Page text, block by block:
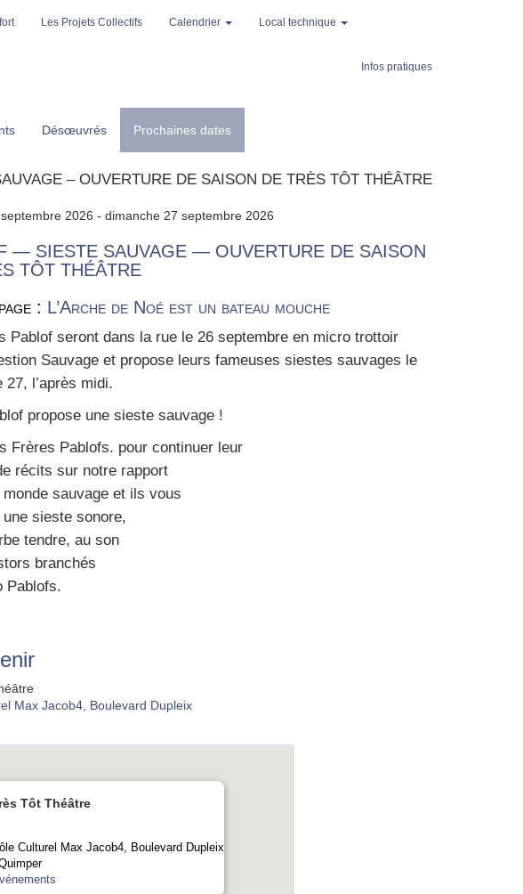
Les Projets Collectifs Calendrier Local technique
Infos pratiques
Désœuvrés Prochaines dates
– OUVERTURE DE SAISON DE TRÈS TÔT THÉÂTRE
2026 - dimanche 27 septembre 2026
— SIESTE SAUVAGE — OUVERTURE DE SAISON
TÔT THÉÂTRE
: L’Arche de Noé est un bateau mouche
Pablof seront dans la rue le 26 sep­tembre en micro trot­toir
Sau­vage et pro­pose leurs fameuses siestes sau­vages le
27, l’a­près midi.
pro­pose une sieste sau­vage !
Frères Pablofs. pour conti­nuer leur
récits sur notre rap­port
monde sau­vage et ils vous
sieste sonore,
tendre, au son
bran­chés
Pablofs.
Max Jacob4, Boulevard Dupleix
Tôt Théâtre
Culturel Max Jacob4, Boulevard Dupleix